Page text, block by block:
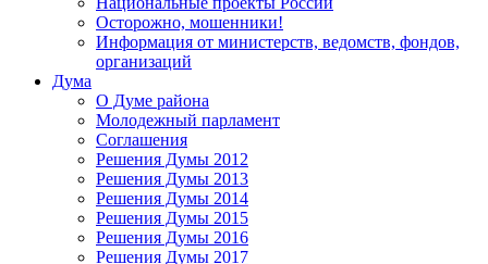
Осторожно, мошенники!
Информация от министерств, ведомств, фондов,
организаций
Дума
О Думе района
Молодежный парламент
Соглашения
Решения Думы 2012
Решения Думы 2013
Решения Думы 2014
Решения Думы 2015
Решения Думы 2016
Решения Думы 2017